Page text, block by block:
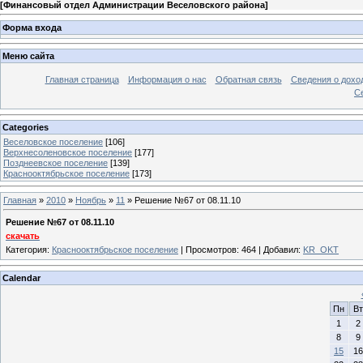
[Финансовый отдел Администрации Веселовского района]
Форма входа
Меню сайта
Главная страница Информация о нас Обратная связь
Сведения о
Categories
Веселовское поселение [106]
Верхнесоленовское поселение [177]
Позднеевское поселение [139]
Краснооктябрьское поселение [173]
Главная » 2010 » Ноябрь » 11 » Решение №67 от 08.11.10
Решение №67 от 08.11.10
скачать
Категория: Краснооктябрьское поселение Просмотров: 464 | Добавил: KR_OKT
Calendar
Пн
Вт
1
2
8
9
15
16